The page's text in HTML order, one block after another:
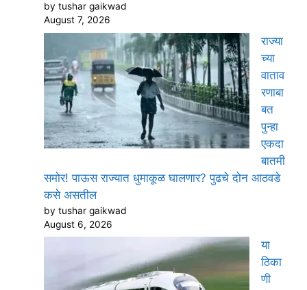
by tushar gaikwad
August 7, 2026
राज्या
च्या
वाताव
रणाबा
बत
पुन्हा
एकदा
बातमी
समोर! पाऊस राज्यात धुमाकूळ घालणार? पुढचे दोन आठवडे
कसे असतील
by tushar gaikwad
August 6, 2026
या
ठिका
णी